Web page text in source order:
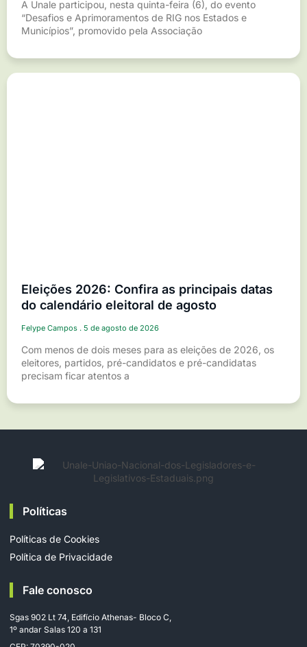
A Unale participou, nesta quinta-feira (6), do evento
“Desafios e Aprimoramentos de RIG nos Estados e
Municípios”, promovido pela Associação
Eleições 2026: Confira as principais datas
do calendário eleitoral de agosto
Felype Campos 5 de agosto de 2026
Com menos de dois meses para as eleições de 2026, os
eleitores, partidos, pré-candidatos e pré-candidatas
precisam ficar atentos a
Políticas
Políticas de Cookies
Política de Privacidade
Fale conosco
Sgas 902 Lt 74, Edifício Athenas- Bloco C,
1º andar Salas 120 a 131